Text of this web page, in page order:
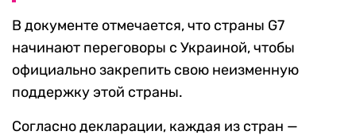
В документе отмечается, что страны G7
начинают переговоры с Украиной, чтобы
официально закрепить свою неизменную
поддержку этой страны.
Согласно декларации, каждая из стран —